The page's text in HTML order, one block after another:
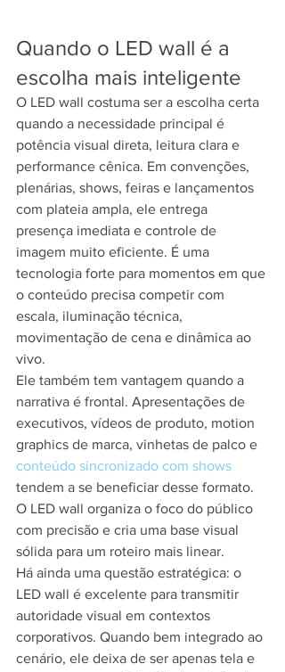
Quando o LED wall é a
escolha mais inteligente
O LED wall costuma ser a escolha certa
quando a necessidade principal é
potência visual direta, leitura clara e
performance cênica. Em convenções,
plenárias, shows, feiras e lançamentos
com plateia ampla, ele entrega
presença imediata e controle de
imagem muito eficiente. É uma
tecnologia forte para momentos em que
o conteúdo precisa competir com
escala, iluminação técnica,
movimentação de cena e dinâmica ao
vivo.
Ele também tem vantagem quando a
narrativa é frontal. Apresentações de
executivos, vídeos de produto, motion
graphics de marca, vinhetas de palco e
conteúdo sincronizado com shows
tendem a se beneficiar desse formato.
O LED wall organiza o foco do público
com precisão e cria uma base visual
sólida para um roteiro mais linear.
Há ainda uma questão estratégica: o
LED wall é excelente para transmitir
autoridade visual em contextos
corporativos. Quando bem integrado ao
cenário, ele deixa de ser apenas tela e